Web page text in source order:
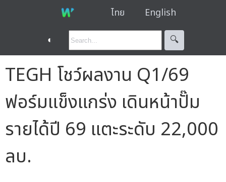
ไทย English
◐ 🔍︎
TEGH โชว์ผลงาน Q1/69
ฟอร์มแข็งแกร่ง เดินหน้าปั๊ม
รายได้ปี 69 แตะระดับ 22,000
ลบ.